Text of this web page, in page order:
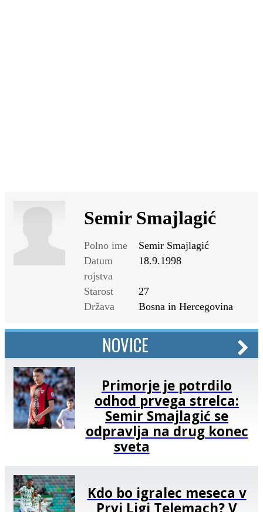
Semir Smajlagić
Polno ime
Semir Smajlagić
Datum
rojstva
18.9.1998
Starost
27
Država
Bosna in Hercegovina
NOVICE
Primorje je potrdilo
odhod prvega strelca:
Semir Smajlagić se
odpravlja na drug konec
sveta
Kdo bo igralec meseca v
Prvi Ligi Telemach? V